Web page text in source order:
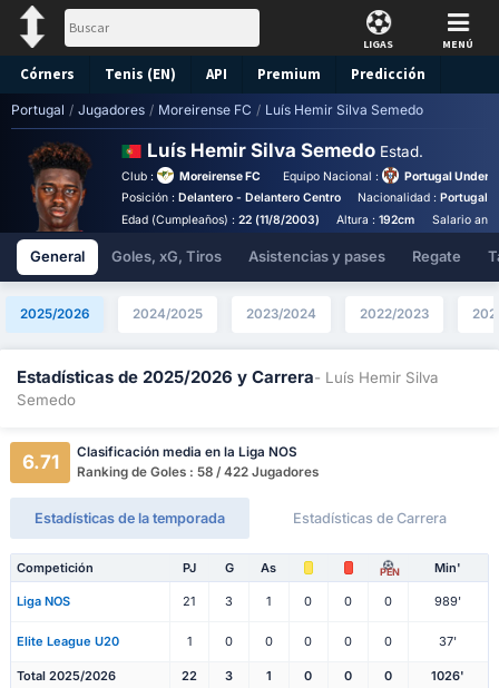
LIGAS MENÚ
Córners Tenis (EN) API Premium Predicción
Portugal / Jugadores / Moreirense FC / Luís Hemir Silva Semedo
Luís Hemir Silva Semedo Estad.
Club : Moreirense FC Equipo Nacional :
Portugal Under
Posición : Delantero - Delantero Centro Nacionalidad :Portugal
Edad (Cumpleaños) : 22 (11/8/2003) Altura :192cm Salario
General Goles, xG, Tiros Asistencias y pases Regate
2025/2026 2024/2025 2023/2024 2022/2023
Estadísticas de 2025/2026 y Carrera- Luís Hemir Silva
Semedo
6.71
Clasificación media en la Liga NOS
Ranking de Goles : 58 / 422 Jugadores
Estadísticas de la temporada Estadísticas de Carrera
Competición PJ G As PEN Min'
Liga NOS 21 3 1 0 0 0 989'
Elite League U20 1 0 0 0 0 0 37'
Total 2025/2026 22 3 1 0 0 0 1026'